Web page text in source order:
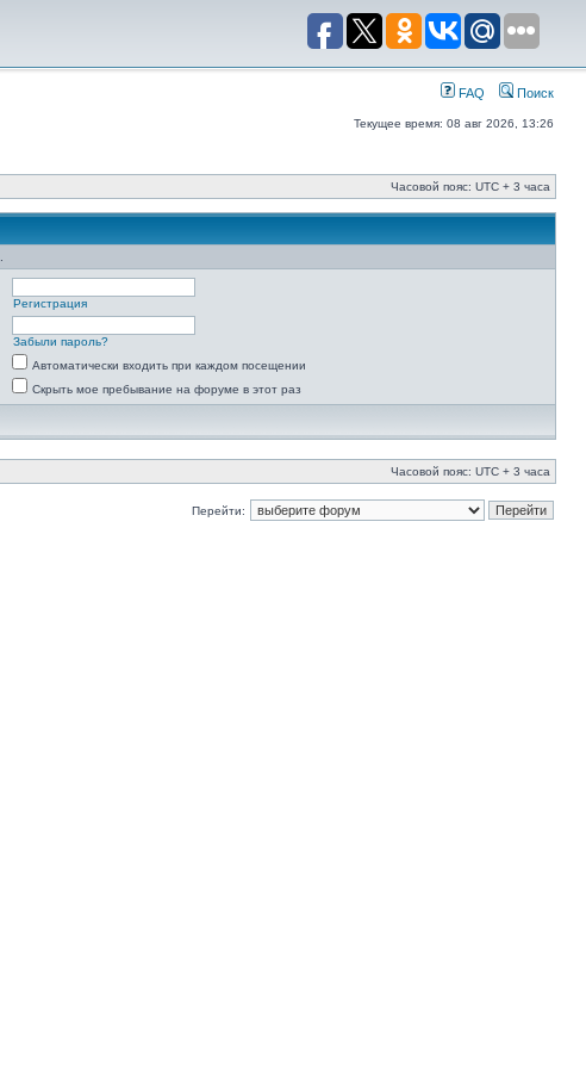
FAQ Поиск
Текущее время: 08 авг 2026, 13:26
Часовой пояс: UTC + 3 часа
Регистрация
Забыли пароль?
Автоматически входить при каждом посещении
Скрыть мое пребывание на форуме в этот раз
Часовой пояс: UTC + 3 часа
Перейти: